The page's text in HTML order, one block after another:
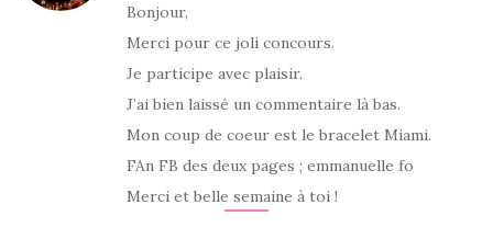
Bonjour,
Merci pour ce joli concours.
Je participe avec plaisir.
J’ai bien laissé un commentaire là bas.
Mon coup de coeur est le bracelet Miami.
FAn FB des deux pages ; emmanuelle fo
Merci et belle semaine à toi !